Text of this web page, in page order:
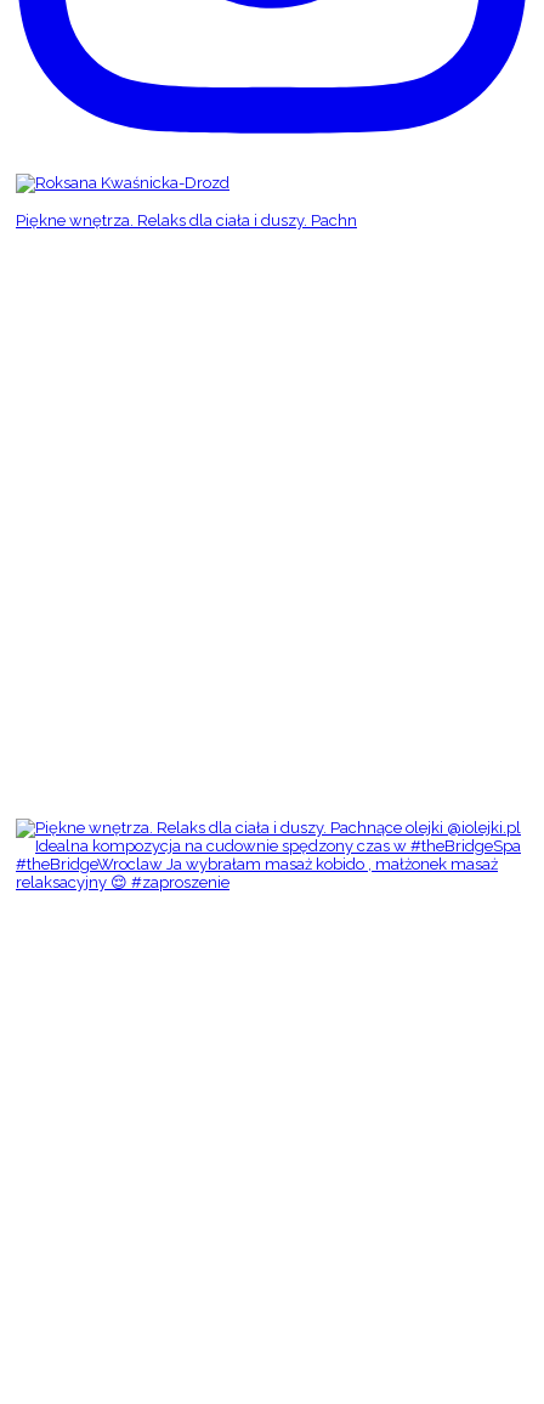
Piękne wnętrza. Relaks dla ciała i duszy. Pachn